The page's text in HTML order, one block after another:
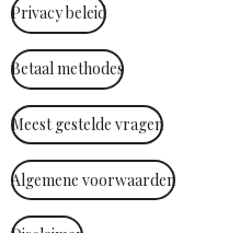
Privacy beleid
Betaal methodes
Meest gestelde vragen
Algemene voorwaarden